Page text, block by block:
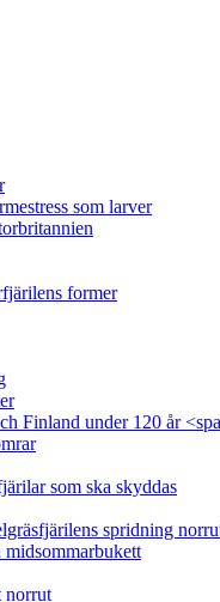
som larver
former
Finland under 120 år
som ska skyddas
spridning
norrut